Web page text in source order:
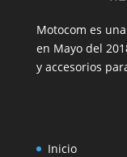
Motocom es
en Mayo del
y accesorios
Inicio